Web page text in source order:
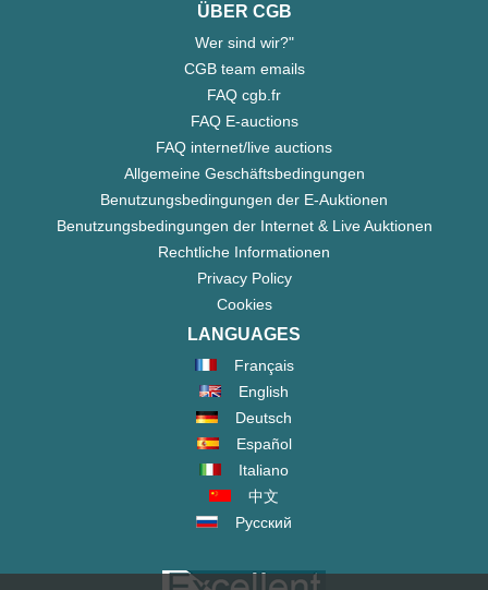
ÜBER CGB
Wer sind wir?"
CGB team emails
FAQ cgb.fr
FAQ E-auctions
FAQ internet/live auctions
Allgemeine Geschäftsbedingungen
Benutzungsbedingungen der E-Auktionen
Benutzungsbedingungen der Internet & Live Auktionen
Rechtliche Informationen
Privacy Policy
Cookies
LANGUAGES
Français
English
Deutsch
Español
Italiano
中文
Русский